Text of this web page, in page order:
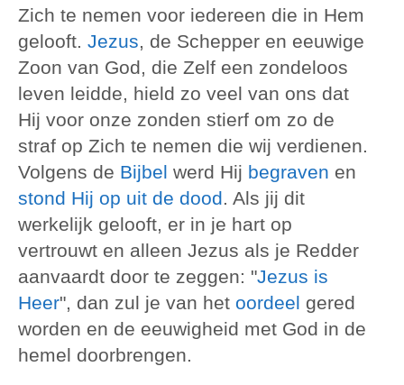
Zich te nemen voor iedereen die in Hem
gelooft. Jezus, de Schepper en eeuwige
Zoon van God, die Zelf een zondeloos
leven leidde, hield zo veel van ons dat
Hij voor onze zonden stierf om zo de
straf op Zich te nemen die wij verdienen.
Volgens de Bijbel werd Hij begraven en
stond Hij op uit de dood. Als jij dit
werkelijk gelooft, er in je hart op
vertrouwt en alleen Jezus als je Redder
aanvaardt door te zeggen: "Jezus is
Heer", dan zul je van het oordeel gered
worden en de eeuwigheid met God in de
hemel doorbrengen.